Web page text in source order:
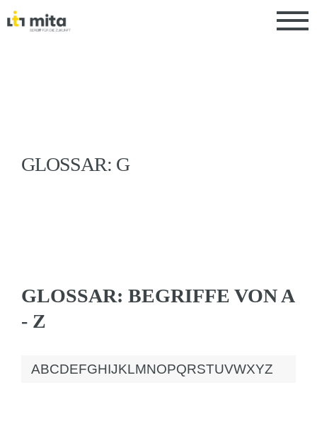
GLOSSAR: G
GLOSSAR: BEGRIFFE VON A
- Z
ABCDEFGHIJKLMNOPQRSTUVWXYZ